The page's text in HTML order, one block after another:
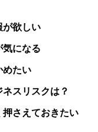
が欲しい
気になる
めたい
ネスリスクは？
押さえておきたい